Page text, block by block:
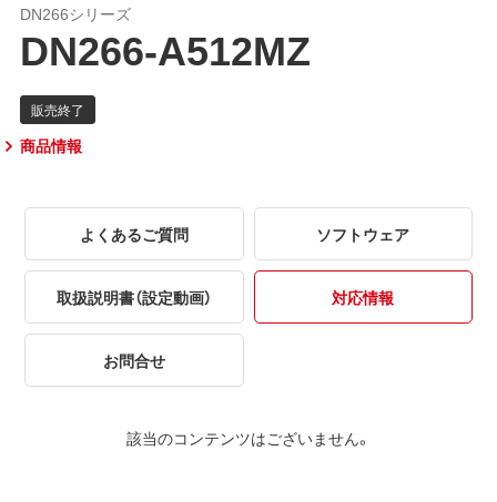
DN266シリーズ
DN266-A512MZ
商品情報
よくあるご質問 ソフトウェア
取扱説明書（設定動画） 対応情報
お問合せ
該当のコンテンツはございません。